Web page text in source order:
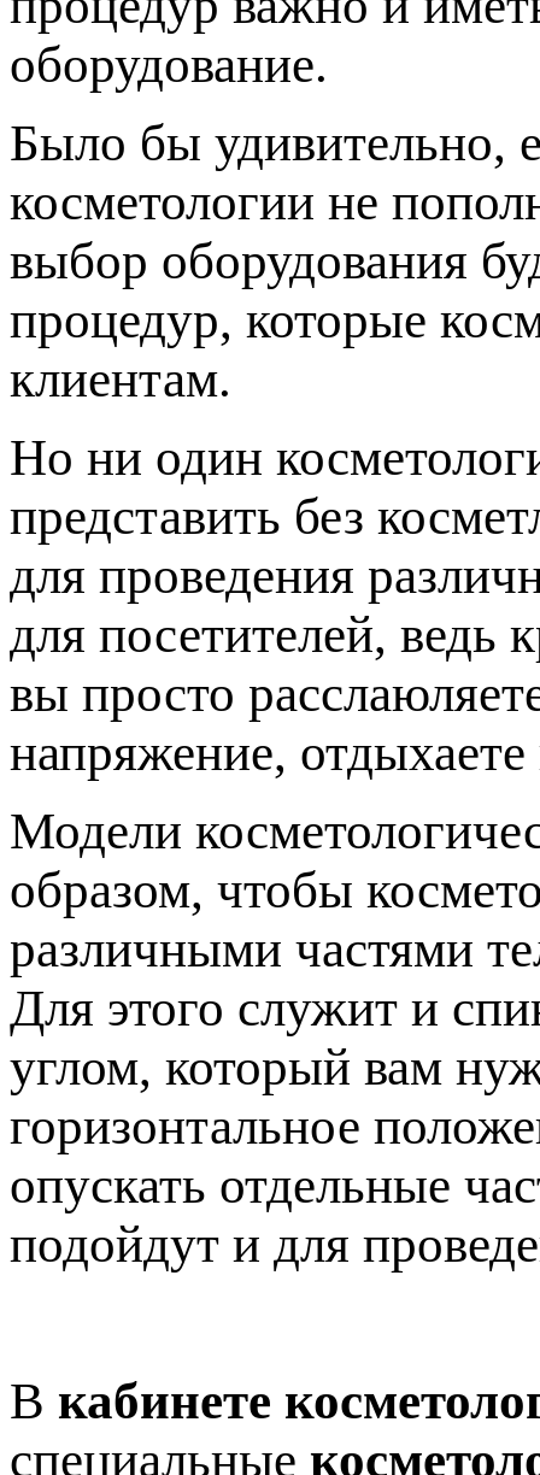
оборудование.
Было бы удивительно,
косметологии не
выбор оборудования
процедур, которые
клиентам.
Но ни один
представить без
для проведения
для посетителей, ведь
вы просто
напряжение,
Модели
образом, чтобы
различными частями
Для этого служит и
углом, который вам
горизонтальное
опускать отдельные
подойдут и для
В кабинете
специальные